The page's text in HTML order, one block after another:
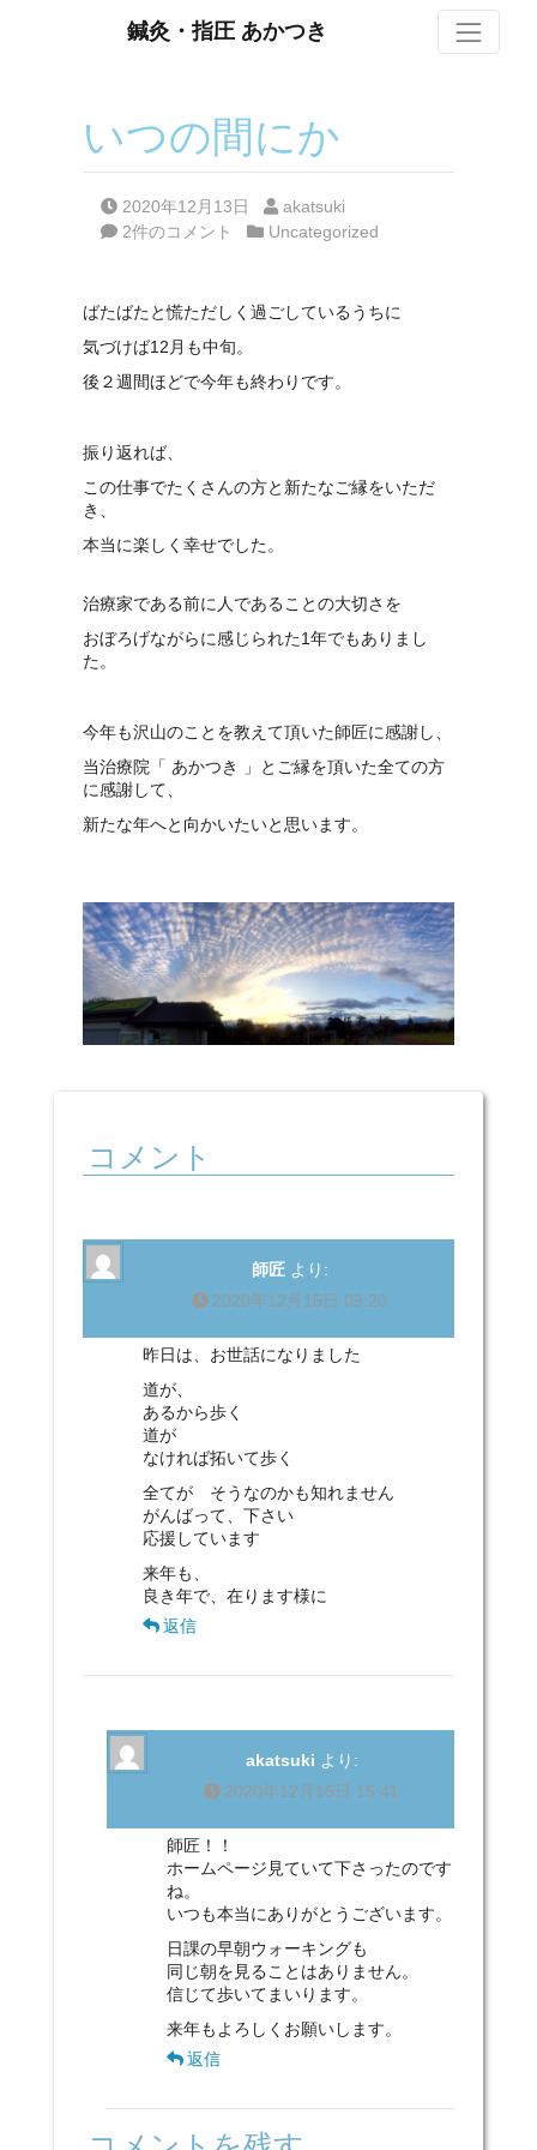
鍼灸・指圧 あかつき
いつの間にか
Posted on
2020年12月13日 Posted by
akatsuki
2件のコメント
Posted in
Uncategorized
ばたばたと慌ただしく過ごしているうちに
気づけば12月も中旬。
後２週間ほどで今年も終わりです。
振り返れば、
この仕事でたくさんの方と新たなご縁をいただ
き、
本当に楽しく幸せでした。
治療家である前に人であることの大切さを
おぼろげながらに感じられた1年でもありまし
た。
今年も沢山のことを教えて頂いた師匠に感謝し、
当治療院「 あかつき 」とご縁を頂いた全ての方
に感謝して、
新たな年へと向かいたいと思います。
コメント
師匠 より:
2020年12月15日 09:20
昨日は、お世話になりました
道が、
あるから歩く
道が
なければ拓いて歩く
全てが そうなのかも知れません
がんばって、下さい
応援しています
来年も、
良き年で、在ります様に
返信
akatsuki より:
2020年12月15日 15:41
師匠！！
ホームページ見ていて下さったのです
ね。
いつも本当にありがとうございます。
日課の早朝ウォーキングも
同じ朝を見ることはありません。
信じて歩いてまいります。
来年もよろしくお願いします。
返信